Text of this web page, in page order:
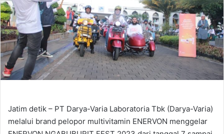
Jatim detik – PT Darya-Varia Laboratoria Tbk (Darya-Varia)
melalui brand pelopor multivitamin ENERVON menggelar